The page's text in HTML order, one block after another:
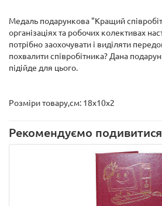
Медаль подарункова "Кращий
організаціях та робочих колективах
потрібно заохочувати і виділяти
похвалити співробітника? Дана
підійде для цього.
Розміри товару,см: 18х10х2
Рекомендуємо подивитися